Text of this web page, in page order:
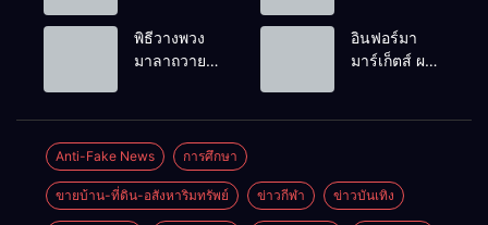
เยาวชน ผ่าน
บ้านยอดเยี่ยม
มอบแหนบ
เกียรติยศแห่ง
พิธีวางพวง
มาลาถวาย
2569 และ
การแข่งขัน
ฟุตบอลวันรพี
เพื่อเชื่อม
อินฟอร์มา
มาร์เก็ตส์ ผนึก
Thailand
2026 เชื่อม 4
Anti-Fake News การศึกษา
ขายบ้าน-ที่ดิน-อสังหาริมทรัพย์ ข่าวกีฬา ข่าวบันเทิง